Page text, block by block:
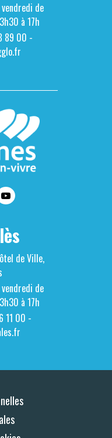
de
à 17h
89 00 -
de Ville,
de
à 17h
11 00 -